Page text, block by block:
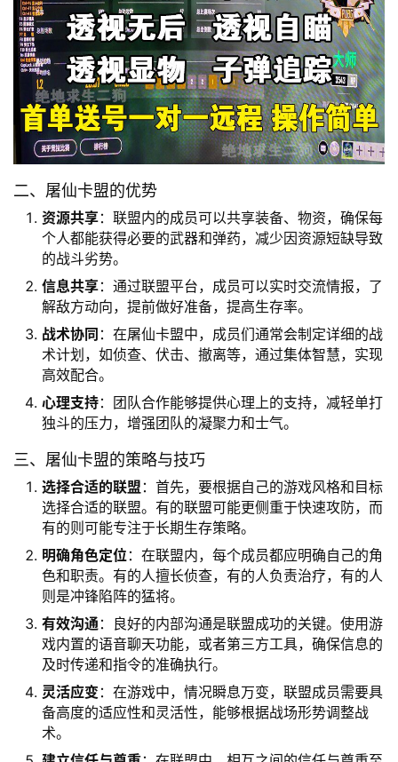
二、屠仙卡盟的优势
资源共享：联盟内的成员可以共享装备、物资，确保每
个人都能获得必要的武器和弹药，减少因资源短缺导致
的战斗劣势。
信息共享：通过联盟平台，成员可以实时交流情报，了
解敌方动向，提前做好准备，提高生存率。
战术协同 ：在屠仙卡盟中，成员们通常会制定详细的战
术计划，如侦查、伏击、撤离等，通过集体智慧，实现
高效配合。
心理支持：团队合作能够提供心理上的支持，减轻单打
独斗的压力，增强团队的凝聚力和士气。
三、屠仙卡盟的策略与技巧
选择合适的联盟 ：首先，要根据自己的游戏风格和目标
选择合适的联盟。有的联盟可能更侧重于快速攻防，而
有的则可能专注于长期生存策略。
明确角色定位：在联盟内，每个成员都应明确自己的角
色和职责。有的人擅长侦查，有的人负责治疗，有的人
则是冲锋陷阵的猛将。
有效沟通：良好的内部沟通是联盟成功的关键。使用游
戏内置的语音聊天功能，或者第三方工具，确保信息的
及时传递和指令的准确执行。
灵活应变 ：在游戏中，情况瞬息万变，联盟成员需要具
备高度的适应性和灵活性，能够根据战场形势调整战
术。